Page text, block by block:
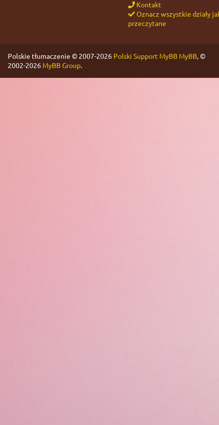
Kontakt
Oznacz wszystkie działy
przeczytane
Polskie tłumaczenie © 2007-2026 Polski Support MyBB MyBB, ©
2002-2026 MyBB Group.